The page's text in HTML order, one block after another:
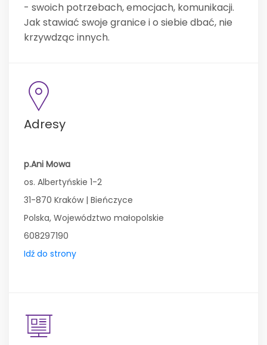
- swoich potrzebach, emocjach, komunikacji.
Jak stawiać swoje granice i o siebie dbać, nie
krzywdząc innych.
Adresy
p.Ani Mowa
os. Albertyńskie 1-2
31-870 Kraków | Bieńczyce
Polska, Województwo małopolskie
608297190
Idź do strony